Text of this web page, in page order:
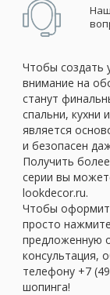
Чтобы создать
внимание на
станут
спальни, кухни
является
и безопасен
Получить
серии вы
lookdecor.ru.
Чтобы
просто
предложенную
консультация,
телефону +7
шопинга!